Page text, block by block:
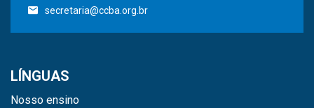
secretaria@ccba.org.br
LÍNGUAS
Nosso ensino